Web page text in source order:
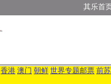
其乐首
香港 澳门 朝鲜 世界专题邮票 前